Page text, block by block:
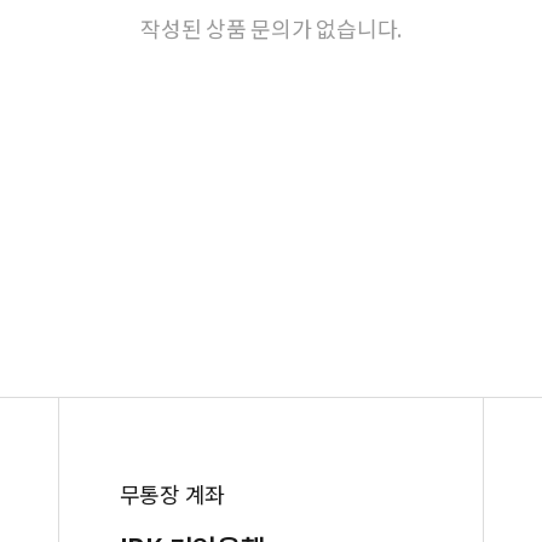
작성된 상품 문의가 없습니다.
무통장 계좌